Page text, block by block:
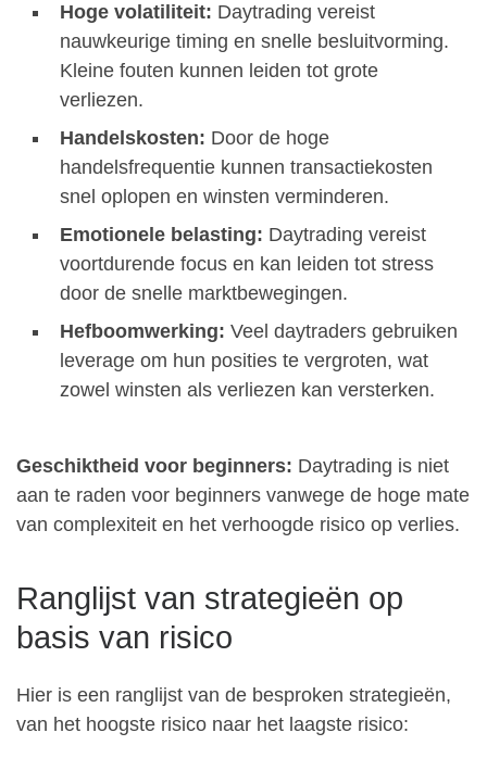
Hoge volatiliteit: Daytrading vereist
nauwkeurige timing en snelle besluitvorming.
Kleine fouten kunnen leiden tot grote
verliezen.
Handelskosten: Door de hoge
handelsfrequentie kunnen transactiekosten
snel oplopen en winsten verminderen.
Emotionele belasting: Daytrading vereist
voortdurende focus en kan leiden tot stress
door de snelle marktbewegingen.
Hefboomwerking: Veel daytraders gebruiken
leverage om hun posities te vergroten, wat
zowel winsten als verliezen kan versterken.
Geschiktheid voor beginners: Daytrading is niet
aan te raden voor beginners vanwege de hoge mate
van complexiteit en het verhoogde risico op verlies.
Ranglijst van strategieën op
basis van risico
Hier is een ranglijst van de besproken strategieën,
van het hoogste risico naar het laagste risico: